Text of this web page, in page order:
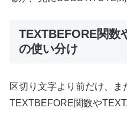
TEXTBEFORE関数
の使い分け
区切り文字より前だけ、ま
TEXTBEFORE関数や